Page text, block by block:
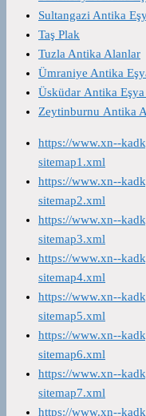
Sultangazi Antika
Taş Plak
Tuzla Antika Alanlar
Ümraniye Antika
Üsküdar Antika
Zeytinburnu Antika
https://www.xn--
sitemap1.xml
https://www.xn--
sitemap2.xml
https://www.xn--
sitemap3.xml
https://www.xn--
sitemap4.xml
https://www.xn--
sitemap5.xml
https://www.xn--
sitemap6.xml
https://www.xn--
sitemap7.xml
https://www.xn--